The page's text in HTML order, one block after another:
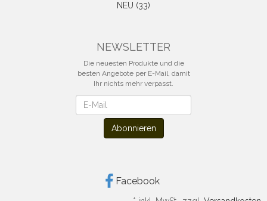
NEU (33)
NEWSLETTER
Die neuesten Produkte und die
besten Angebote per E-Mail, damit
Ihr nichts mehr verpasst.
Abonnieren
Facebook